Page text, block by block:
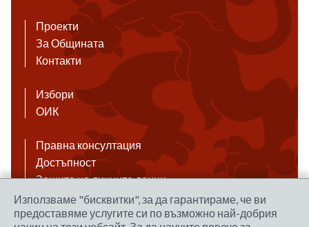
Проекти
За Общината
Контакти
Избори
ОИК
Правна консултация
Достъпност
Защита на личните данни
Антикорупция
Връзки
Използваме "бисквитки", за да гарантираме, че ви
предоставяме услугите си по възможно най-добрия